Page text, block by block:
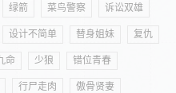
绿箭 菜鸟警察 诉讼双雄
设计不简单 替身姐妹 复仇
命 少狼 错位青春
行尸走肉 傲骨贤妻